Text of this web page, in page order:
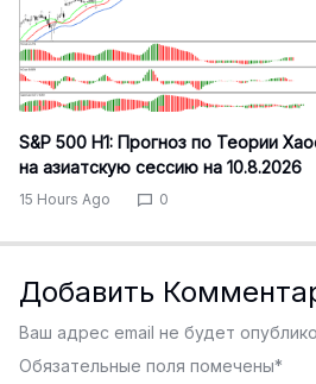
S&P 500 H1: Прогноз по Теории
на азиатскую сессию на 10.8.2026
15 Hours Ago 0
Добавить
Ваш адрес email не будет
Обязательные поля помечены*